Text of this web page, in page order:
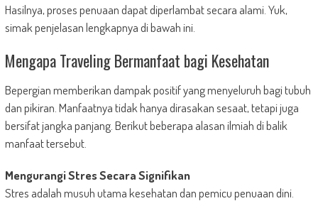
Hasilnya, proses penuaan dapat diperlambat secara alami. Yuk,
simak penjelasan lengkapnya di bawah ini.
Mengapa Traveling Bermanfaat bagi Kesehatan
Bepergian memberikan dampak positif yang menyeluruh bagi tubuh
dan pikiran. Manfaatnya tidak hanya dirasakan sesaat, tetapi juga
bersifat jangka panjang. Berikut beberapa alasan ilmiah di balik
manfaat tersebut.
Mengurangi Stres Secara Signifikan
Stres adalah musuh utama kesehatan dan pemicu penuaan dini.